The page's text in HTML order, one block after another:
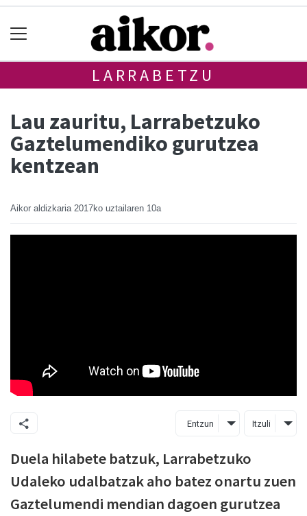
LARRABETZU
Lau zauritu, Larrabetzuko
Gaztelumendiko gurutzea
kentzean
Aikor aldizkaria 2017ko uztailaren 10a
Entzun Itzuli
Duela hilabete batzuk, Larrabetzuko
Udaleko udalbatzak aho batez onartu zuen
Gaztelumendi mendian dagoen gurutzea